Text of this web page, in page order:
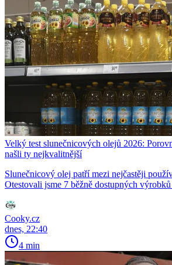
Velký test slunečnicových olejů 2026:
našli ty nejkvalitnější
Slunečnicový olej patří mezi nejčastěji
Otestovali jsme 7 běžně dostupných
Cooky.cz
dnes, 22:40
4 min